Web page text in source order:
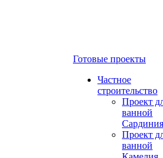
Готовые проекты
Частное
строительство
Проект
ванной
Сардиния
Проект
ванной